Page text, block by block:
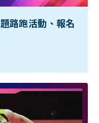
路跑活動、報名